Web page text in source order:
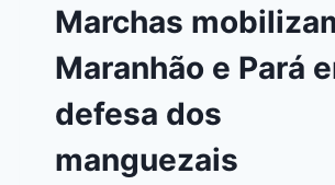
Marchas
Maranhão e Pará
defesa dos
manguezais